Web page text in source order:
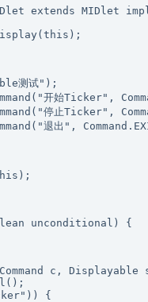
extends MIDlet
测试");
开始Ticker",
停止Ticker",
退出",
unconditional) {
c, Displayable
{